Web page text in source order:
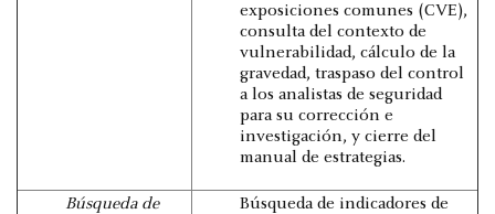
exposiciones comunes (CVE),
consulta del contexto de
vulnerabilidad, cálculo de la
gravedad, traspaso del control
a los analistas de seguridad
para su corrección e
investigación, y cierre del
manual de estrategias.
Búsqueda de
Búsqueda de indicadores de